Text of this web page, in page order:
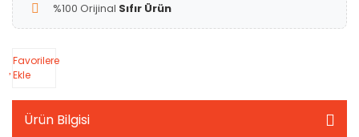
%100 Orijinal Sıfır Ürün
Favorilere
Ekle
Ürün Bilgisi